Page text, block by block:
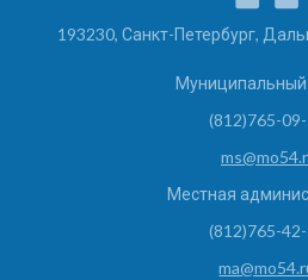
193230, Санкт-Петербург,
(812)765-
Местная
(812)765-